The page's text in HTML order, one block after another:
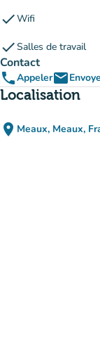
checkWifi
checkSalles de travail
Contact
phoneAppeleremail
Localisation
place Meaux, Meaux,
(ouvrir
(nouvel